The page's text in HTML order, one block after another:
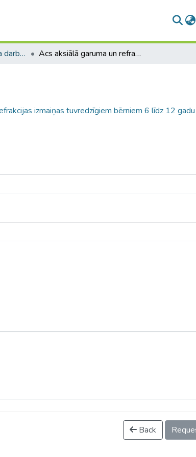
Bakalaura un maģistra darbi (FMOF) / Bachelor's and Master's theses Acs aksiālā garuma un refrakcijas izmaiņas tuvredzīgiem bērniem 6 līdz 12 gadu vecumā, lietojot ortokeratoloģijas kontaktlēcas
izmaiņas tuvredzīgiem bērniem 6 līdz 12 gadu
Back